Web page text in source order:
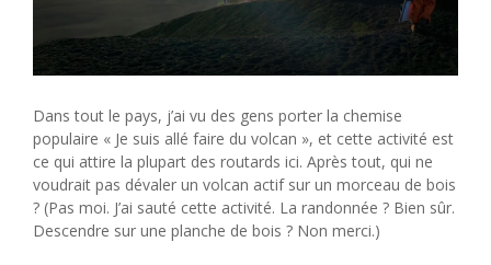
Dans tout le pays, j’ai vu des gens porter la chemise
populaire « Je suis allé faire du volcan », et cette activité est
ce qui attire la plupart des routards ici. Après tout, qui ne
voudrait pas dévaler un volcan actif sur un morceau de bois
? (Pas moi. J’ai sauté cette activité. La randonnée ? Bien sûr.
Descendre sur une planche de bois ? Non merci.)